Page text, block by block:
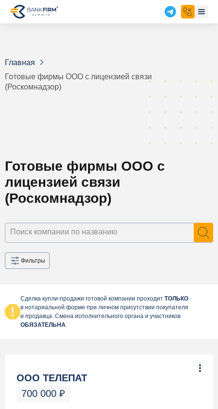
Главная
Готовые фирмы ООО с лицензией связи
(Роскомнадзор)
Готовые фирмы ООО с
лицензией связи
(Роскомнадзор)
Фильтры
Сделка купли-продажи готовой компании проходит ТОЛЬКО
в нотариальной форме при личном присутствии покупателя
и продавца. Смена исполнительного органа и участников
ОБЯЗАТЕЛЬНА
ООО ТЕЛЕПАТ
700 000 ₽